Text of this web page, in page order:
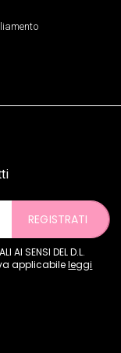
REGISTRATI
AI SENSI DEL D.L.
applicabileleggi